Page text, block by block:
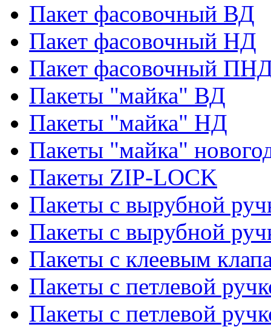
Пакет фасовочный ВД
Пакет фасовочный НД
Пакет фасовочный
Пакеты "майка" ВД
Пакеты "майка" НД
Пакеты "майка"
Пакеты ZIP-LOCK
Пакеты с вырубной
Пакеты с вырубной
Пакеты с клеевым
Пакеты с петлевой
Пакеты с петлевой